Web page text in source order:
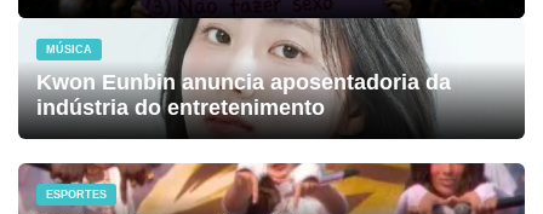
MÚSICA
Kwon Eunbin anuncia aposentadoria da
indústria do entretenimento
ESPORTES